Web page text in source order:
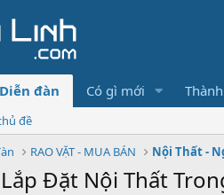
Diễn đàn Có gì mới
đề
RAO VẶT - MUA BÁN Nội Thất -
Đặt Nội Thất